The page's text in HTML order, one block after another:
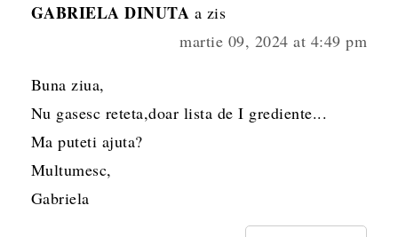
GABRIELA DINUTA a zis
martie 09, 2024 at 4:49 pm
Buna ziua,
Nu gasesc reteta,doar lista de I grediente...
Ma puteti ajuta?
Multumesc,
Gabriela